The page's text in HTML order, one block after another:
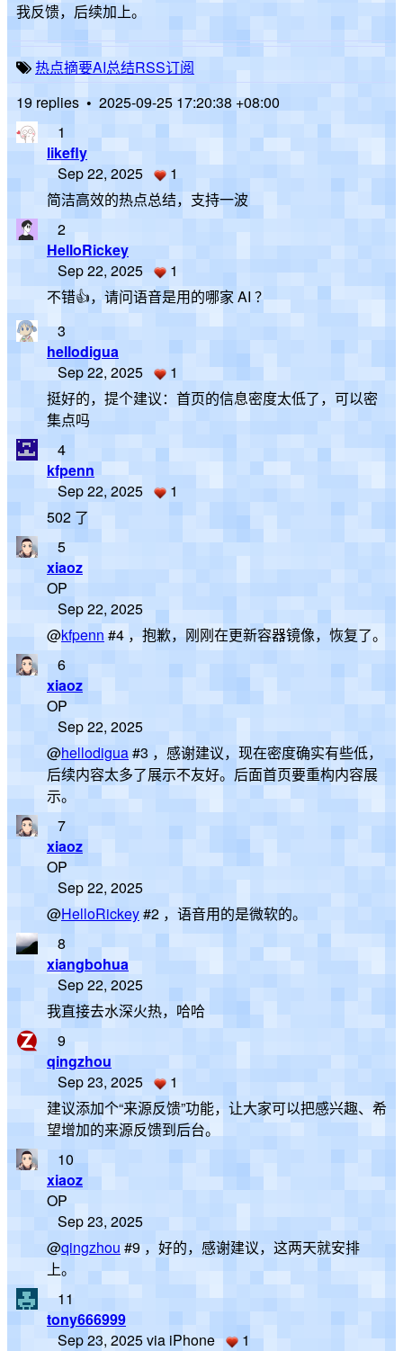
我反馈，后续加上。
热点摘要AI总结RSS订阅
19 replies • 2025-09-25 17:20:38 +08:00
1
likefly
Sep 22, 2025
1
简洁高效的热点总结，支持一波
2
HelloRickey
Sep 22, 2025
1
不错👍，请问语音是用的哪家 AI ？
3
hellodigua
Sep 22, 2025
1
挺好的，提个建议：首页的信息密度太低了，可以密
集点吗
4
kfpenn
Sep 22, 2025
1
502 了
5
xiaoz
OP
Sep 22, 2025
@kfpenn #4 ，抱歉，刚刚在更新容器镜像，恢复了。
6
xiaoz
OP
Sep 22, 2025
@hellodigua#3 ，感谢建议，现在密度确实有些低，
后续内容太多了展示不友好。后面首页要重构内容展
示。
7
xiaoz
OP
Sep 22, 2025
@HelloRickey#2 ，语音用的是微软的。
8
xiangbohua
Sep 22, 2025
我直接去水深火热，哈哈
9
qingzhou
Sep 23, 2025
1
建议添加个“来源反馈”功能，让大家可以把感兴趣、希
望增加的来源反馈到后台。
10
xiaoz
OP
Sep 23, 2025
@qingzhou #9 ，好的，感谢建议，这两天就安排
上。
11
tony666999
Sep 23, 2025 via iPhone
1